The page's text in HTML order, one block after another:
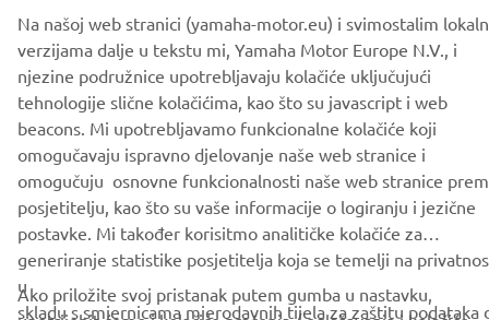
Brošura Yamaha Authorities / Policijska vozila (5.3MB)
CORPORATE
FOR BUSINESS
MORE YAMAHA
Na našoj web stranici (yamaha-motor.eu) i svimostalim
verzijama dalje u tekstu mi, Yamaha Motor Europe N.V., i
njezine podružnice upotrebljavaju kolačiće uključujući
tehnologije slične kolačićima, kao što su javascript i web
beacons. Mi upotrebljavamo funkcionalne kolačiće koji
omogučavaju ispravno djelovanje naše web stranice i
omogučuju osnovne funkcionalnosti naše web stranice
posjetitelju, kao što su vaše informacije o logiranju i jezične
postavke. Mi također korisitmo analitičke kolačiće za
generiranje statistike posjetitelja koja se temelji na
u
skladu s smjernicama mjerodavnih tijela za zaštitu podataka
Ako priložite svoj pristanak putem gumba u nastavku,